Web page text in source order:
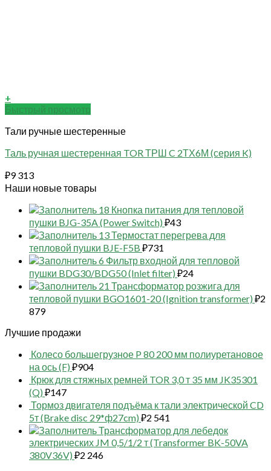
+
Быстрый просмотр
Тали ручные шестеренные
Таль ручная шестеренная TOR ТРШ C 2ТХ6М (серия K)
₽9 313
Наши новые товары
18 Кнопка питания для тепловой
пушки BJG-35A (Power Switch) ₽43
13 Термостат перегрева для
тепловой пушки BJE-F5B ₽731
6 Фильтр входной для тепловой
пушки BDG30/BDG50 (Inlet filter) ₽24
21 Трансформатор розжига для
тепловой пушки BGO1601-20 (Ignition transformer) ₽2
879
Лучшие продажи
Колесо большегрузное P 80 200 мм полиуретановое
на ось (F) ₽904
Крюк для стяжных ремней TOR 3,0 т 35 мм JK35301
(Q) ₽147
Тормоз двигателя подъёма к тали электрической CD
5т (Brake disc 29*ф27cm) ₽2 541
Трансформатор для лебедок
электрических JM 0,5/1/2 т (Transformer BK-50VA
380V36V) ₽2 246